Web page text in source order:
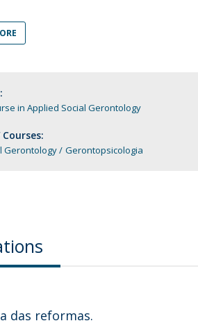
Programas
Contact Directory
in Applied Social Gerontology
Gerontology Gerontopsicologia
das reformas.